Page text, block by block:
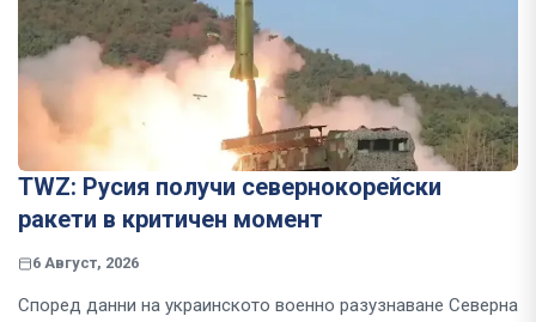
TWZ: Русия получи севернокорейски
ракети в критичен момент
6 Август, 2026
Според данни на украинското военно разузнаване Северна